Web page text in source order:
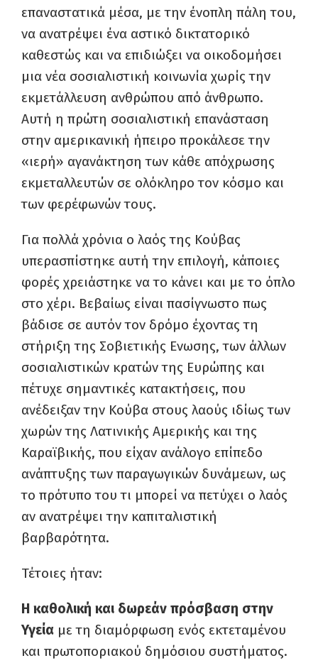
επαναστατικά μέσα, με την ένοπλη πάλη του,
να ανατρέψει ένα αστικό δικτατορικό
καθεστώς και να επιδιώξει να οικοδομήσει
μια νέα σοσιαλιστική κοινωνία χωρίς την
εκμετάλλευση ανθρώπου από άνθρωπο.
Αυτή η πρώτη σοσιαλιστική επανάσταση
στην αμερικανική ήπειρο προκάλεσε την
«ιερή» αγανάκτηση των κάθε απόχρωσης
εκμεταλλευτών σε ολόκληρο τον κόσμο και
των φερέφωνών τους.
Για πολλά χρόνια ο λαός της Κούβας
υπερασπίστηκε αυτή την επιλογή, κάποιες
φορές χρειάστηκε να το κάνει και με το όπλο
στο χέρι. Βεβαίως είναι πασίγνωστο πως
βάδισε σε αυτόν τον δρόμο έχοντας τη
στήριξη της Σοβιετικής Ενωσης, των άλλων
σοσιαλιστικών κρατών της Ευρώπης και
πέτυχε σημαντικές κατακτήσεις, που
ανέδειξαν την Κούβα στους λαούς ιδίως των
χωρών της Λατινικής Αμερικής και της
Καραϊβικής, που είχαν ανάλογο επίπεδο
ανάπτυξης των παραγωγικών δυνάμεων, ως
το πρότυπο του τι μπορεί να πετύχει ο λαός
αν ανατρέψει την καπιταλιστική
βαρβαρότητα.
Τέτοιες ήταν:
Η καθολική και δωρεάν πρόσβαση στην
Υγεία με τη διαμόρφωση ενός εκτεταμένου
και πρωτοποριακού δημόσιου συστήματος.